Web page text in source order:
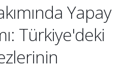
Yapay
Türkiye'deki